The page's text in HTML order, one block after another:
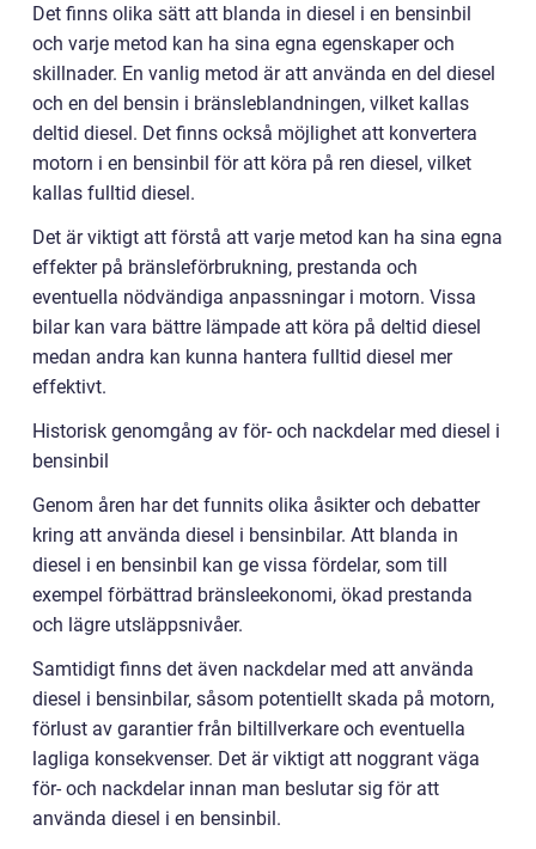
Det finns olika sätt att blanda in diesel i en bensinbil
och varje metod kan ha sina egna egenskaper och
skillnader. En vanlig metod är att använda en del diesel
och en del bensin i bränsleblandningen, vilket kallas
deltid diesel. Det finns också möjlighet att konvertera
motorn i en bensinbil för att köra på ren diesel, vilket
kallas fulltid diesel.
Det är viktigt att förstå att varje metod kan ha sina egna
effekter på bränsleförbrukning, prestanda och
eventuella nödvändiga anpassningar i motorn. Vissa
bilar kan vara bättre lämpade att köra på deltid diesel
medan andra kan kunna hantera fulltid diesel mer
effektivt.
Historisk genomgång av för- och nackdelar med diesel i
bensinbil
Genom åren har det funnits olika åsikter och debatter
kring att använda diesel i bensinbilar. Att blanda in
diesel i en bensinbil kan ge vissa fördelar, som till
exempel förbättrad bränsleekonomi, ökad prestanda
och lägre utsläppsnivåer.
Samtidigt finns det även nackdelar med att använda
diesel i bensinbilar, såsom potentiellt skada på motorn,
förlust av garantier från biltillverkare och eventuella
lagliga konsekvenser. Det är viktigt att noggrant väga
för- och nackdelar innan man beslutar sig för att
använda diesel i en bensinbil.